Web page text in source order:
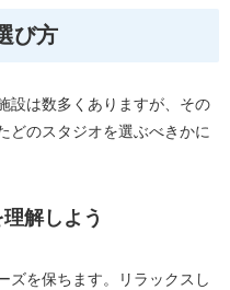
び方
設は数多くありますが、その
どのスタジオを選ぶべきかに
解しよう
ズを保ちます。リラックスし